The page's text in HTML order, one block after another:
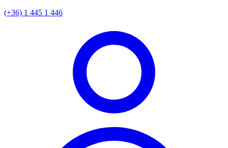
(+36) 1 445 1 446